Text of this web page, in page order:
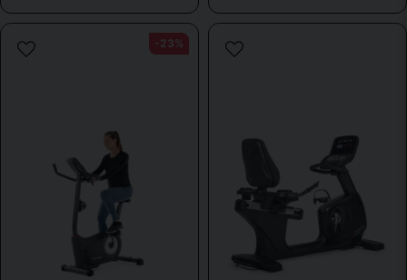
-23%